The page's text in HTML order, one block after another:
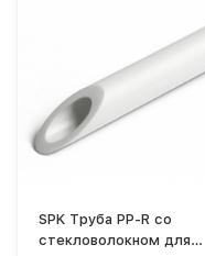
SPK Труба PP-R со
стекловолокном для